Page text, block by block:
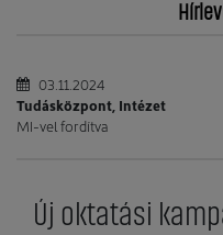
03.11.2024
Tudásközpont, Intézet
MI-vel fordítva
Új oktatási